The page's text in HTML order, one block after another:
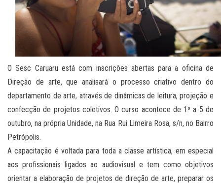
O Sesc Caruaru está com inscrições abertas para a oficina de
Direção de arte, que analisará o processo criativo dentro do
departamento de arte, através de dinâmicas de leitura, projeção e
confecção de projetos coletivos. O curso acontece de 1º a 5 de
outubro, na própria Unidade, na Rua Rui Limeira Rosa, s/n, no Bairro
Petrópolis.
A capacitação é voltada para toda a classe artística, em especial
aos profissionais ligados ao audiovisual e tem como objetivos
orientar a elaboração de projetos de direção de arte, preparar os